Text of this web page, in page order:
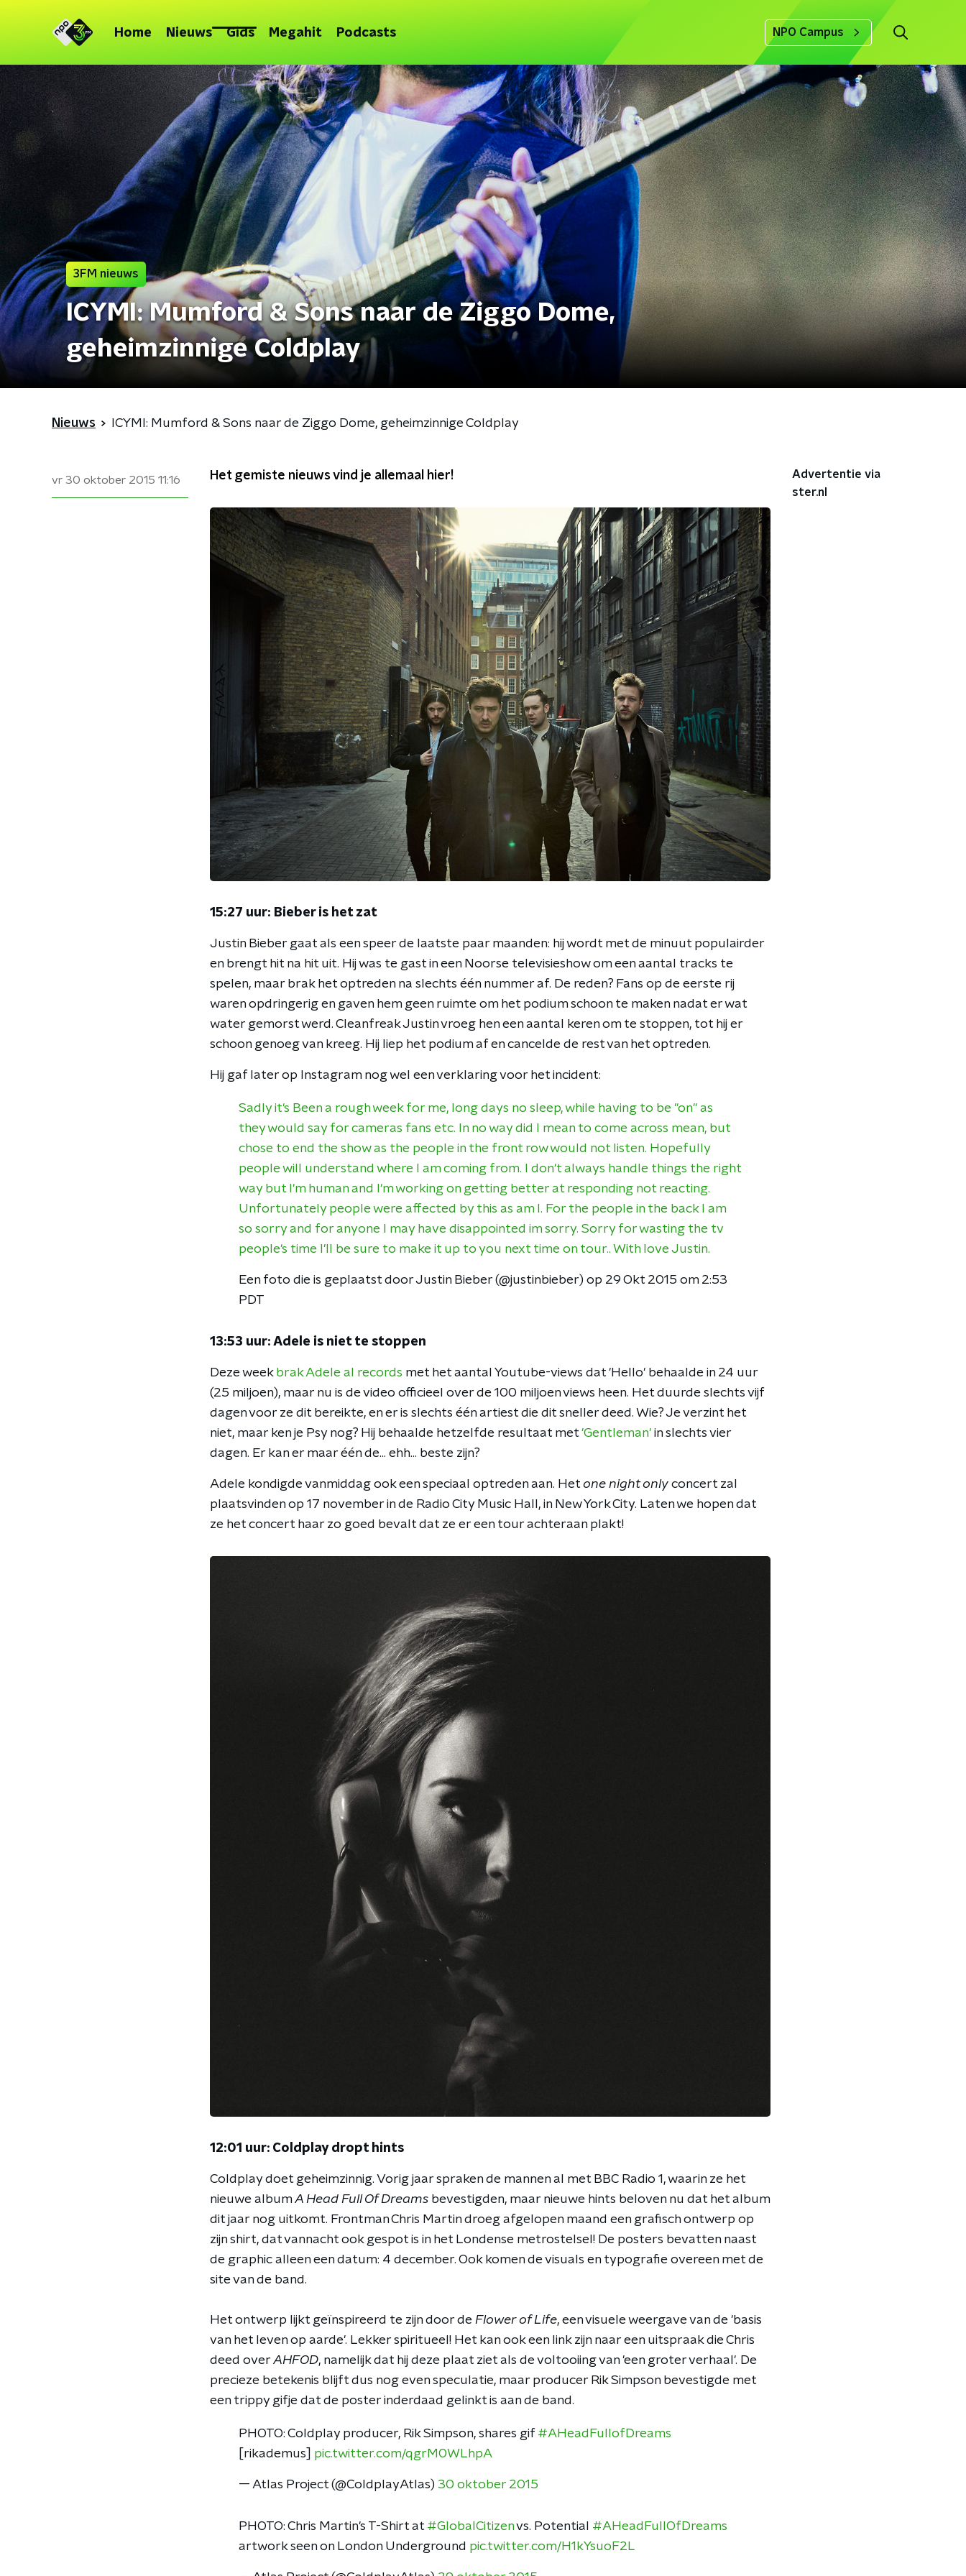
Home Nieuws Gids Megahit Podcasts NPO Campus
3FM nieuws
ICYMI: Mumford & Sons naar de Ziggo Dome,
geheimzinnige Coldplay
Nieuws ICYMI: Mumford & Sons naar de Ziggo Dome, geheimzinnige Coldplay
vr 30 oktober 2015 11:16 Het gemiste nieuws vind je allemaal hier!
15:27 uur: Bieber is het zat
Justin Bieber gaat als een speer de laatste paar maanden: hij wordt met de minuut populairder
en brengt hit na hit uit. Hij was te gast in een Noorse televisieshow om een aantal tracks te
spelen, maar brak het optreden na slechts één nummer af. De reden? Fans op de eerste rij
waren opdringerig en gaven hem geen ruimte om het podium schoon te maken nadat er wat
water gemorst werd. Cleanfreak Justin vroeg hen een aantal keren om te stoppen, tot hij er
schoon genoeg van kreeg. Hij liep het podium af en cancelde de rest van het optreden.
Hij gaf later op Instagram nog wel een verklaring voor het incident:
Sadly it's Been a rough week for me, long days no sleep, while having to be "on" as
they would say for cameras fans etc. In no way did I mean to come across mean, but
chose to end the show as the people in the front row would not listen. Hopefully
people will understand where I am coming from. I don't always handle things the right
way but I'm human and I'm working on getting better at responding not reacting.
Unfortunately people were affected by this as am I. For the people in the back I am
so sorry and for anyone I may have disappointed im sorry. Sorry for wasting the tv
people's time I'll be sure to make it up to you next time on tour.. With love Justin.
Een foto die is geplaatst door Justin Bieber (@justinbieber) op 29 Okt 2015 om 2:53
PDT
13:53 uur: Adele is niet te stoppen
Deze week brak Adele al records met het aantal Youtube-views dat 'Hello' behaalde in 24 uur
(25 miljoen), maar nu is de video officieel over de 100 miljoen views heen. Het duurde slechts vijf
dagen voor ze dit bereikte, en er is slechts één artiest die dit sneller deed. Wie? Je verzint het
niet, maar ken je Psy nog? Hij behaalde hetzelfde resultaat met 'Gentleman' in slechts vier
dagen. Er kan er maar één de... ehh... beste zijn?
Adele kondigde vanmiddag ook een speciaal optreden aan. Het one night only concert zal
plaatsvinden op 17 november in de Radio City Music Hall, in New York City. Laten we hopen dat
ze het concert haar zo goed bevalt dat ze er een tour achteraan plakt!
12:01 uur: Coldplay dropt hints
Coldplay doet geheimzinnig. Vorig jaar spraken de mannen al met BBC Radio 1, waarin ze het
nieuwe album A Head Full Of Dreams bevestigden, maar nieuwe hints beloven nu dat het album
dit jaar nog uitkomt. Frontman Chris Martin droeg afgelopen maand een grafisch ontwerp op
zijn shirt, dat vannacht ook gespot is in het Londense metrostelsel! De posters bevatten naast
de graphic alleen een datum: 4 december. Ook komen de visuals en typografie overeen met de
site van de band.
Het ontwerp lijkt geïnspireerd te zijn door de Flower of Life, een visuele weergave van de 'basis
van het leven op aarde'. Lekker spiritueel! Het kan ook een link zijn naar een uitspraak die Chris
deed over AHFOD, namelijk dat hij deze plaat ziet als de voltooiing van 'een groter verhaal'. De
precieze betekenis blijft dus nog even speculatie, maar producer Rik Simpson bevestigde met
een trippy gifje dat de poster inderdaad gelinkt is aan de band.
PHOTO: Coldplay producer, Rik Simpson, shares gif #AHeadFullofDreams
[rikademus] pic.twitter.com/qgrM0WLhpA
— Atlas Project (@ColdplayAtlas) 30 oktober 2015
PHOTO: Chris Martin's T-Shirt at #GlobalCitizenvs. Potential #AHeadFullOfDreams
artwork seen on London Underground pic.twitter.com/H1kYsuoF2L
Advertentie via
ster.nl